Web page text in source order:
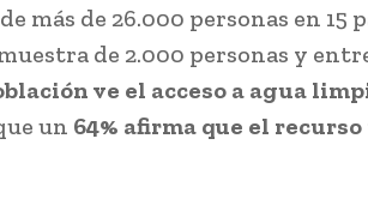
más de 26.000 personas en 15
de 2.000 personas y
ve el acceso a agua
un 64% afirma que el recurso